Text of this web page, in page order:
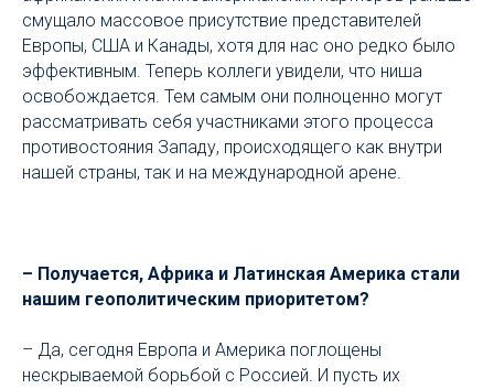
смущало массовое присутствие представителей
Европы, США и Канады, хотя для нас оно редко было
эффективным. Теперь коллеги увидели, что ниша
освобождается. Тем самым они полноценно могут
рассматривать себя участниками этого процесса
противостояния Западу, происходящего как внутри
нашей страны, так и на международной арене.
– Получается, Африка и Латинская Америка стали
нашим геополитическим приоритетом?
– Да, сегодня Европа и Америка поглощены
нескрываемой борьбой с Россией. И пусть их